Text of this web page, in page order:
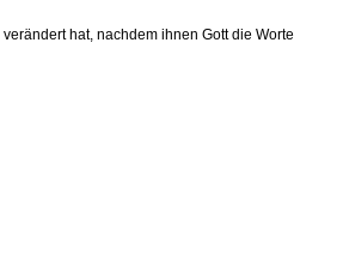
hat, nachdem ihnen Gott die Worte